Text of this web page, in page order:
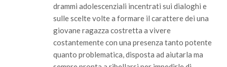
drammi adolescenziali incentrati sui dialoghi e
sulle scelte volte a formare il carattere dei una
giovane ragazza costretta a vivere
costantemente con una presenza tanto potente
quanto problematica, disposta ad aiutarla ma